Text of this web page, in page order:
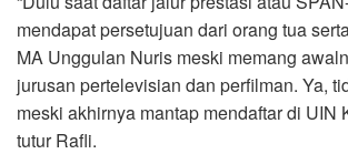
mendapat persetujuan dari orang tua
MA Unggulan Nuris meski memang
jurusan pertelevisian dan perfilman. Ya,
meski akhirnya mantap mendaftar di UIN
tutur Rafli.